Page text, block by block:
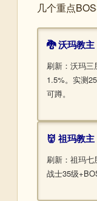
几个重点
🐉 沃玛教主
刷新：沃玛
1.5%。实测
可蹲。
👹 祖玛教主
刷新：祖玛七
战士35级